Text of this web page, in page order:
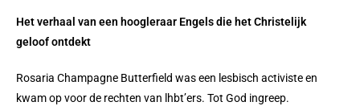
Het verhaal van een hoogleraar Engels die het Christelijk
geloof ontdekt
Rosaria Champagne Butterfield was een lesbisch activiste en
kwam op voor de rechten van lhbt’ers. Tot God ingreep.